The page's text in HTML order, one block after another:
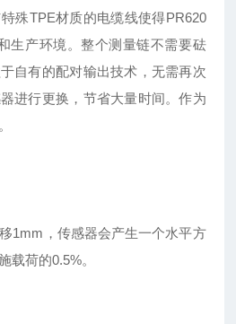
殊TPE材质的电缆线使得PR620
生产环境。整个测量链不需要砝
自有的配对输出技术，无需再次
进行更换，节省大量时间。作为
1mm，传感器会产生一个水平方
载荷的0.5%。